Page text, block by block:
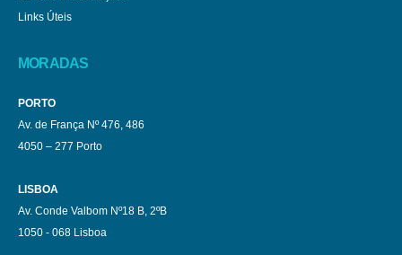
Links Úteis
MORADAS
PORTO
Av. de França Nº 476, 486
4050 – 277 Porto
LISBOA
Av. Conde Valbom Nº18 B, 2ºB
1050 - 068 Lisboa